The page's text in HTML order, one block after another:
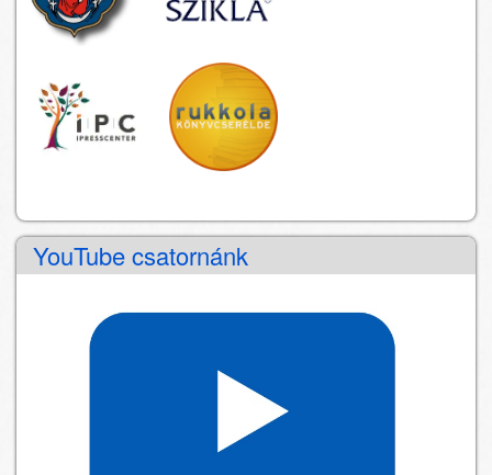
YouTube csatornánk